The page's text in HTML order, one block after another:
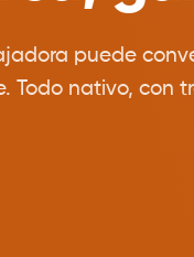
puede
Todo nativo, con